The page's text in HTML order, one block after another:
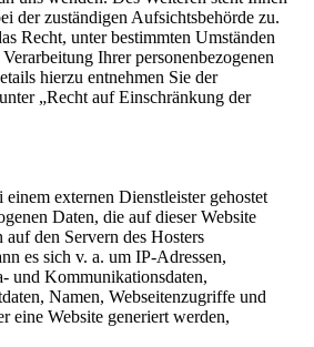
der zuständigen Aufsichtsbehörde zu.
Recht, unter bestimmten Umständen
Ihrer personenbezogenen
hierzu entnehmen Sie der
„Recht auf Einschränkung der
externen Dienstleister gehostet
Daten, die auf dieser Website
auf den Servern des Hosters
es sich v. a. um IP-Adressen,
und Kommunikationsdaten,
Namen, Webseitenzugriffe und
eine Website generiert werden,